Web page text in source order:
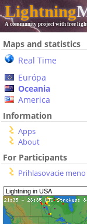
Lightning
A community project with free
Maps and statistics
Real Time
Európa
Oceania
America
Information
Apps
About
For Participants
Prihlasovacie meno